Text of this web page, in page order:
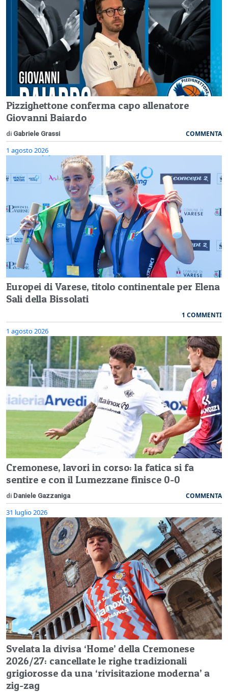
Pizzighettone conferma capo allenatore
Giovanni Baiardo
di Gabriele Grassi COMMENTA
1 agosto 2026
Europei di Varese, titolo continentale per Elena
Sali della Bissolati
1 COMMENTI
1 agosto 2026
Cremonese, lavori in corso: la fatica si fa
sentire e con il Lumezzane finisce 0-0
di Daniele Gazzaniga COMMENTA
31 luglio 2026
Svelata la divisa ‘Home’ della Cremonese
2026/27: cancellate le righe tradizionali
grigiorosse da una ‘rivisitazione moderna’ a
zig-zag